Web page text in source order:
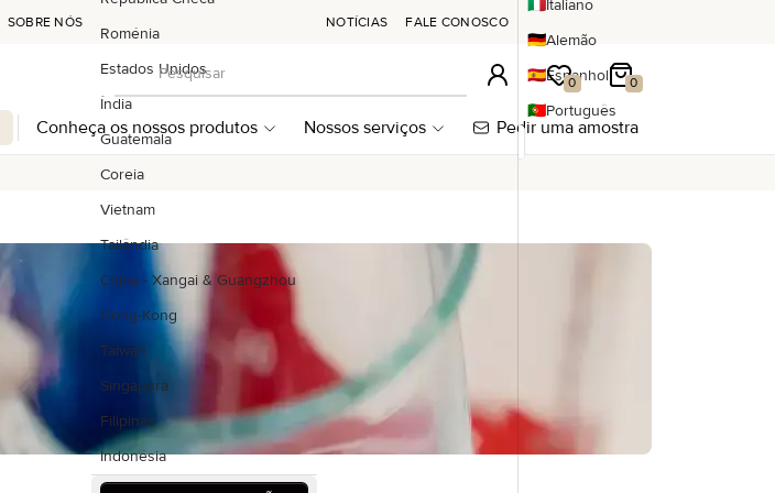
SOBRE NÓS
Roménia
Estados Unidos
Índia
Guatemala
Coreia
Vietnam
Tailândia
China - Xangai & Guangzhou
Hong-Kong
Taiwan
Singapura
Filipinas
Indonésia
NOTÍCIAS FALE CONOSCO
Italiano
🇩🇪Alemão
🇪🇸Espanhol
🇵🇹Português
Pesquisar
Pesquisar Conexão 0
A minha lista de desejos
0
Meu carrinho
Conheça os nossos produtos Nossos serviços Pedir uma amostra